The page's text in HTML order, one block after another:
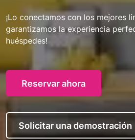
¡Lo conectamos con los mejores
garantizamos la experiencia
huéspedes!
Reservar ahora
Solicitar una demostración